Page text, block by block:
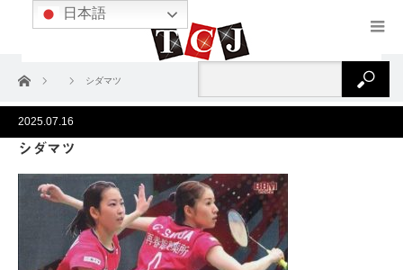
ホーム シダマツ
2025.07.16
シダマツ
日本語